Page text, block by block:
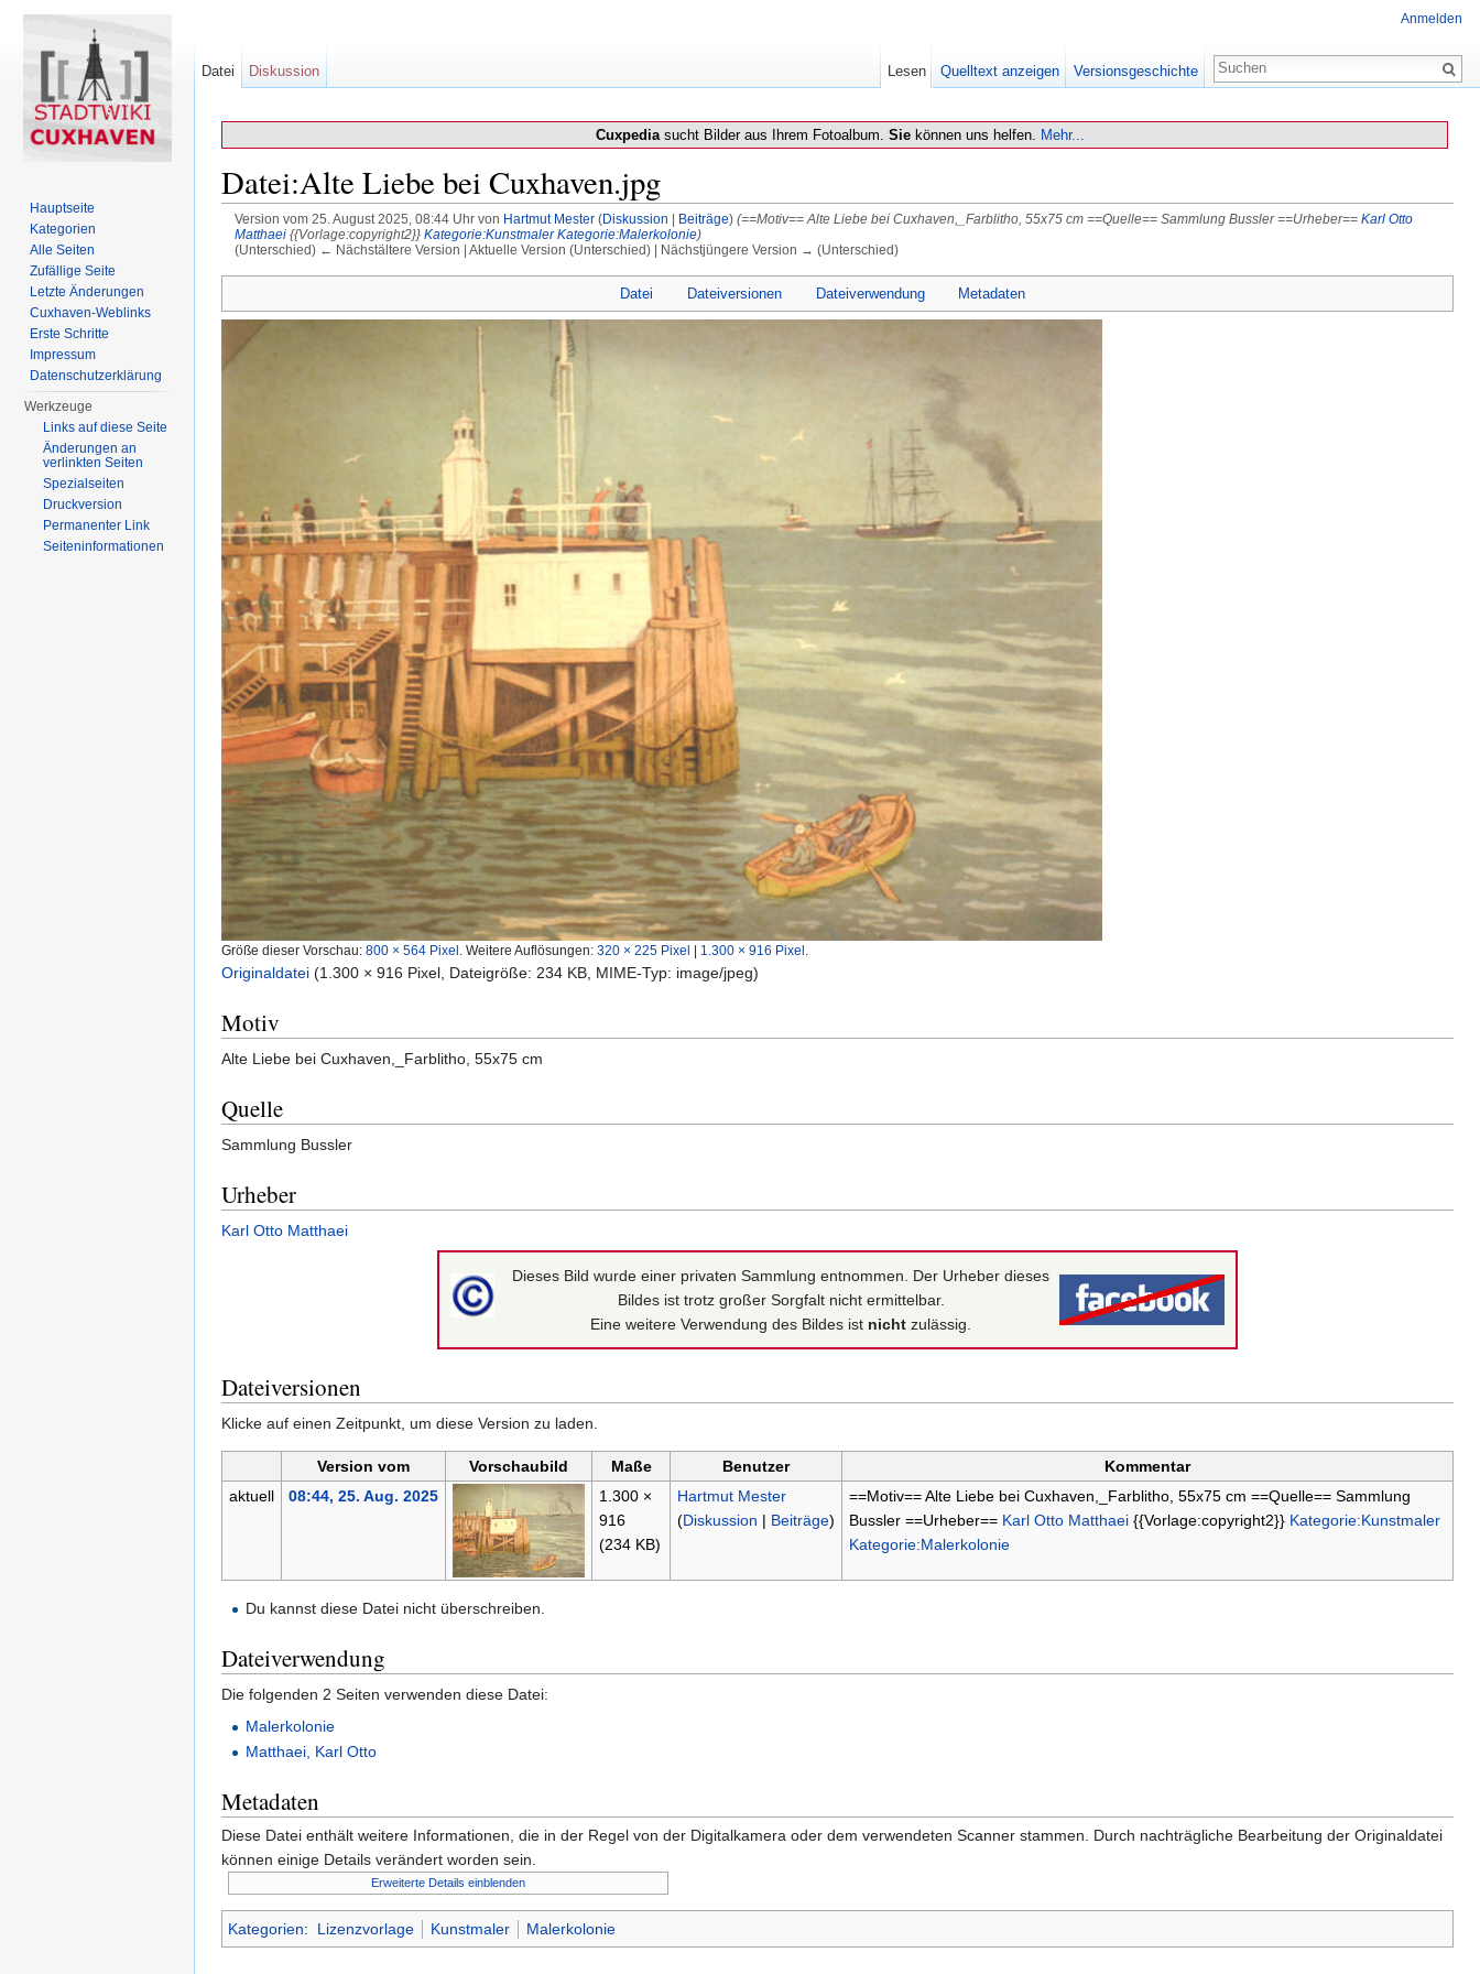
Cuxpediasucht Bilder aus Ihrem Fotoalbum. Sie können uns helfen. Mehr...
Datei:Alte Liebe bei Cuxhaven.jpg
Version vom 25. August 2025, 08:44 Uhr von Hartmut Mester (Diskussion | Beiträge) (==Motiv== Alte Liebe bei Cuxhaven,_Farblitho, 55x75 cm ==Quelle== Sammlung Bussler ==Urheber== Karl Otto
Matthaei{{Vorlage:copyright2}} Kategorie:Kunstmaler Kategorie:Malerkolonie)
(Unterschied) ← Nächstältere Version | Aktuelle Version (Unterschied) | Nächstjüngere Version → (Unterschied)
Datei Dateiversionen Dateiverwendung Metadaten
Größe dieser Vorschau: 800 × 564 Pixel Weitere Auflösungen: 320 × 225 Pixel | 1.300 × 916 Pixel
Originaldatei (1.300 × 916 Pixel, Dateigröße: 234 KB, MIME-Typ: image/jpeg)
Motiv
Alte Liebe bei Cuxhaven,_Farblitho, 55x75 cm
Quelle
Sammlung Bussler
Urheber
Karl Otto Matthaei
Dieses Bild wurde einer privaten Sammlung entnommen. Der Urheber dieses
Bildes ist trotz großer Sorgfalt nicht ermittelbar.
Eine weitere Verwendung des Bildes ist nicht zulässig.
Dateiversionen
Klicke auf einen Zeitpunkt, um diese Version zu laden.
Version vom Vorschaubild Maße Benutzer
Kommentar
aktuell
08:44, 25. Aug. 2025
1.300 ×
916
(234 KB)
Hartmut Mester
(Diskussion | Beiträge)
==Motiv== Alte Liebe bei Cuxhaven,_Farblitho, 55x75 cm ==Quelle== Sammlung
Bussler ==Urheber== Karl Otto Matthaei{{Vorlage:copyright2}} Kategorie:Kunstmaler
Kategorie:Malerkolonie
Du kannst diese Datei nicht überschreiben.
Dateiverwendung
Die folgenden 2 Seiten verwenden diese Datei:
Malerkolonie
Matthaei, Karl Otto
Metadaten
Diese Datei enthält weitere Informationen, die in der Regel von der Digitalkamera oder dem verwendeten Scanner stammen. Durch nachträgliche Bearbeitung der Originaldatei
können einige Details verändert worden sein.
Erweiterte Details einblenden
Kategorien: Lizenzvorlage Kunstmaler Malerkolonie
Anmelden
Datei Diskussion Lesen Quelltext anzeigen Versionsgeschichte
Hauptseite
Kategorien
Alle Seiten
Zufällige Seite
Letzte Änderungen
Cuxhaven-Weblinks
Erste Schritte
Impressum
Datenschutzerklärung
Werkzeuge
Links auf diese Seite
Änderungen an
verlinkten Seiten
Spezialseiten
Druckversion
Permanenter Link
Seiten­informationen